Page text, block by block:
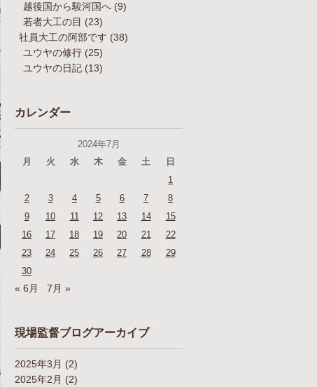
越後国から駿河国へ (9)
若者大工の目 (23)
社員大工の阿部です (38)
ユウヤの修行 (25)
ユウヤの日記 (13)
カレンダー
2024年7月
月
火 水 木 金 土
日
1
2
3 4 5 6 7
8
9
10 11 12 13 14
15
16
17 18 19 20 21
22
23
24 25 26 27 28
29
30
« 6月 7月 »
現場監督ブログアーカイブ
2025年3月 (2)
2025年2月 (2)